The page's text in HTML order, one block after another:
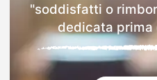
"soddisfatti o
dedicata prima